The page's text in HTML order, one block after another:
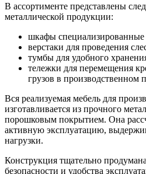
В ассортименте представлены
металлической продукции:
шкафы специализированные
верстаки для проведения
тумбы для удобного
тележки для перемещения
грузов в производственном
Вся реализуемая мебель для
изготавливается из прочного
порошковым покрытием. Она
активную эксплуатацию,
нагрузки.
Конструкция тщательно
безопасности и удобства